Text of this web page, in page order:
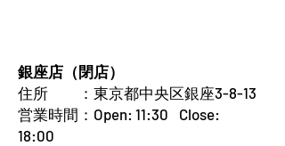
銀座店（閉店）
住所 ： 東京都中央区銀座3-8-13
営業時間：Open: 11:30 Close:
18:00